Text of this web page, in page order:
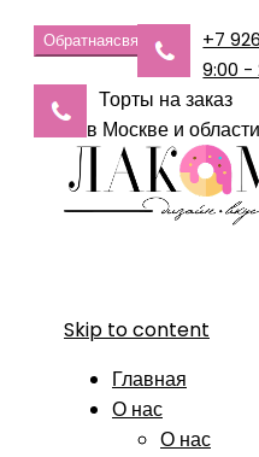
Обратнаясвязь
+7
9:00 -
Торты на заказ
в Москве и области
Skip to content
Главная
О нас
О нас